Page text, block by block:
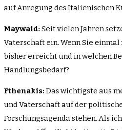
auf Anregung des Italienischen
Maywald: Seit vielen Jahren
Vaterschaft ein. Wenn Sie
bisher erreicht und in welchen
Handlungsbedarf?
Fthenakis: Das wichtigste aus
und Vaterschaft auf der
Forschungsagenda stehen. Als